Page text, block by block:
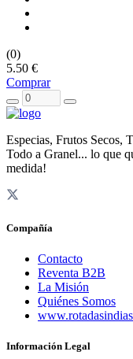
(0)
5.50 €
Comprar
Especias, Frutos Secos,
Todo a Granel... lo que
medida!
Compañía
Contacto
Reventa B2B
La Misión
Quiénes Somos
Información Legal